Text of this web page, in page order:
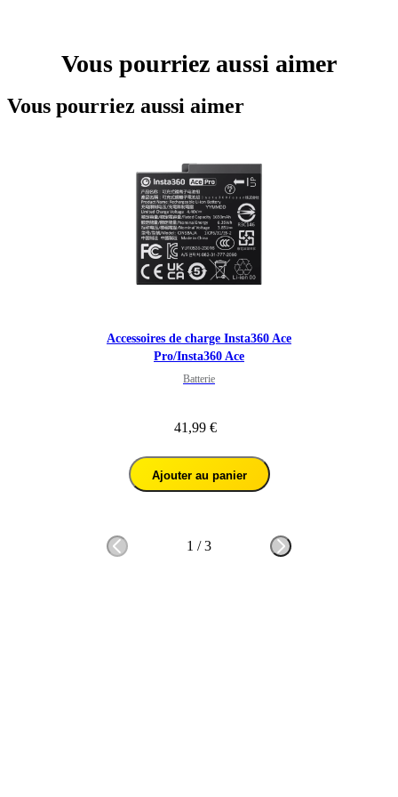
Vous pourriez aussi aimer
Vous pourriez aussi aimer
Accessoires de charge Insta360 Ace
Pro/Insta360 Ace
Batterie
41,99 €
Ajouter au panier
1 /3